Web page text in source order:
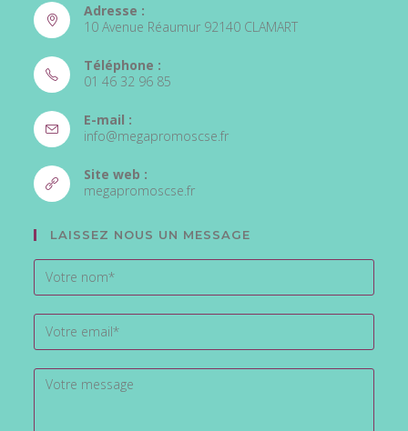
Adresse :
10 Avenue Réaumur 92140 CLAMART
Téléphone :
01 46 32 96 85
E-mail :
info@megapromoscse.fr
Site web :
megapromoscse.fr
LAISSEZ NOUS UN MESSAGE